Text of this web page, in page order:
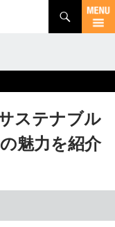
ステナブル
魅力を紹介